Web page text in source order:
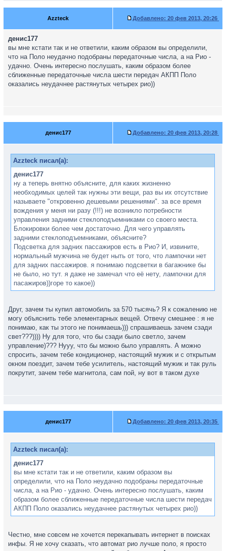
Azzteck Добавлено: 20 фев 2013, 20:26
денис177
вы мне кстати так и не ответили, каким образом вы определили,
что на Поло неудачно подобраны передаточные числа, а на Рио -
удачно. Очень интересно послушать, каким образом более
сближенные передаточные числа шести передач АКПП Поло
оказались неудачнее растянутых четырех рио))
денис177 Добавлено: 20 фев 2013, 20:28
Azzteck писал(а):
денис177
ну а теперь внятно объясните, для каких жизненно
необходимых целей так нужны эти вещи, раз вы их отсутствие
называете "откровенно дешевыми решениями". за все время
вождения у меня ни разу (!!!) не возникло потребности
управления задними стеклоподъемниками со своего места.
Блокировки более чем достаточно. Для чего управлять
задними стеклоподъемниками, объясните?
Подсветка для задних пассажиров есть в Рио? И, извините,
нормальный мужчина не будет ныть от того, что лампочки нет
для задних пассажиров. я понимаю подсветки в багажнике бы
не было, но тут. я даже не замечал что её нету, лампочки для
пасажиров))горе то какое))
Друг, зачем ты купил автомобиль за 570 тысячь? Я к сожалению не
могу объяснить тебе элементарных вещей. Отвечу смешнее : я не
понимаю, как ты этого не понимаешь))) спрашиваешь зачем сзади
свет???)))) Ну для того, что бы сзади было светло, зачем
управление)??? Нууу, что бы можно было управлять. А можно
спросить, зачем тебе кондиционер, настоящий мужик и с открытым
окном поездит, зачем тебе усилитель, настоящий мужик и так руль
покрутит, зачем тебе магнитола, сам пой, ну вот в таком духе
денис177 Добавлено: 20 фев 2013, 20:35
Azzteck писал(а):
денис177
вы мне кстати так и не ответили, каким образом вы
определили, что на Поло неудачно подобраны передаточные
числа, а на Рио - удачно. Очень интересно послушать, каким
образом более сближенные передаточные числа шести передач
АКПП Поло оказались неудачнее растянутых четырех рио))
Честно, мне совсем не хочется перекапывать интернет в поисках
инфы. Я не хочу сказать, что автомат рио лучше поло, я просто